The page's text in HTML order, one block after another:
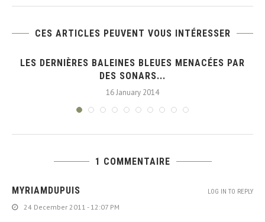
CES ARTICLES PEUVENT VOUS INTÉRESSER
LES DERNIÈRES BALEINES BLEUES MENACÉES PAR
DES SONARS...
16 January 2014
1 COMMENTAIRE
MYRIAMDUPUIS
24 December 2011 - 12:07 PM
LOG IN TO REPLY